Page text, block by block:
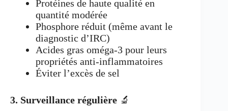
Protéines de haute qualité en
quantité modérée
Phosphore réduit (même avant le
diagnostic d’IRC)
Acides gras oméga-3 pour leurs
propriétés anti-inflammatoires
Éviter l’excès de sel
3. Surveillance régulière 🔬